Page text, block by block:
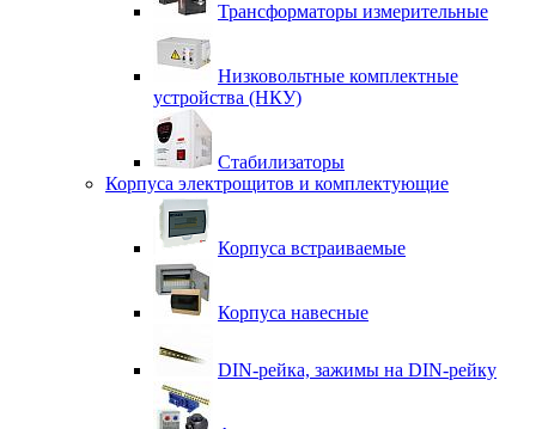
Трансформаторы измерительные
Низковольтные комплектные
устройства (НКУ)
Стабилизаторы
Корпуса электрощитов и комплектующие
Корпуса встраиваемые
Корпуса навесные
DIN-рейка, зажимы на DIN-рейку